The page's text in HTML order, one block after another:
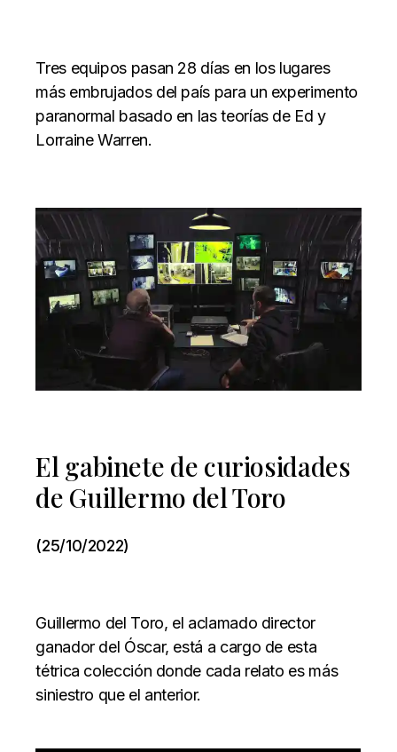
Tres equipos pasan 28 días en los lugares
más embrujados del país para un experimento
paranormal basado en las teorías de Ed y
Lorraine Warren.
El gabinete de curiosidades
de Guillermo del Toro
(25/10/2022)
Guillermo del Toro, el aclamado director
ganador del Óscar, está a cargo de esta
tétrica colección donde cada relato es más
siniestro que el anterior.